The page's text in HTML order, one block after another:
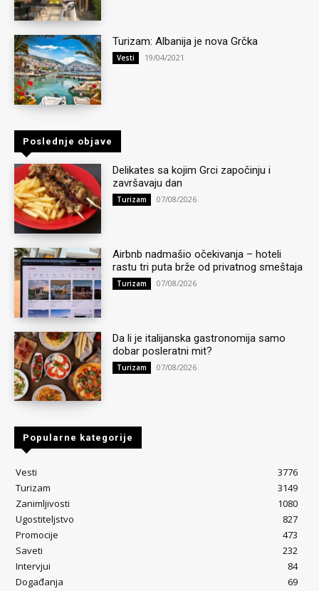
Turizam: Albanija je nova Grčka
Vesti 19/04/2021
Poslednje objave
Delikates sa kojim Grci započinju i
završavaju dan
Turizam 07/08/2026
Airbnb nadmašio očekivanja – hoteli
rastu tri puta brže od privatnog smeštaja
Turizam 07/08/2026
Da li je italijanska gastronomija samo
dobar posleratni mit?
Turizam 07/08/2026
Popularne kategorije
Vesti
3776
Turizam
3149
Zanimljivosti
1080
Ugostiteljstvo
827
Promocije
473
Saveti
232
Intervjui
84
Događanja
69